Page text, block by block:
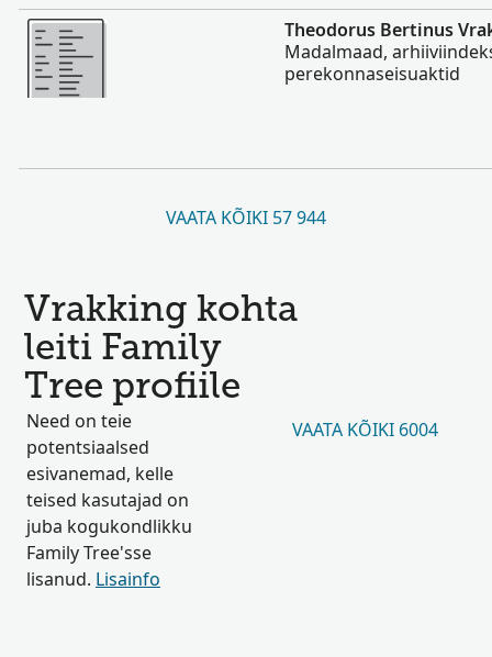
Rohkem
Theodorus Bertinus
Madalmaad,
perekonnaseisuaktid
VAATA KÕIKI 57 944
Vrakking kohta
leiti Family
Tree profiile
Need on teie
potentsiaalsed
esivanemad, kelle
teised kasutajad on
juba kogukondlikku
Family Tree'sse
lisanud. Lisainfo
VAATA KÕIKI 6004